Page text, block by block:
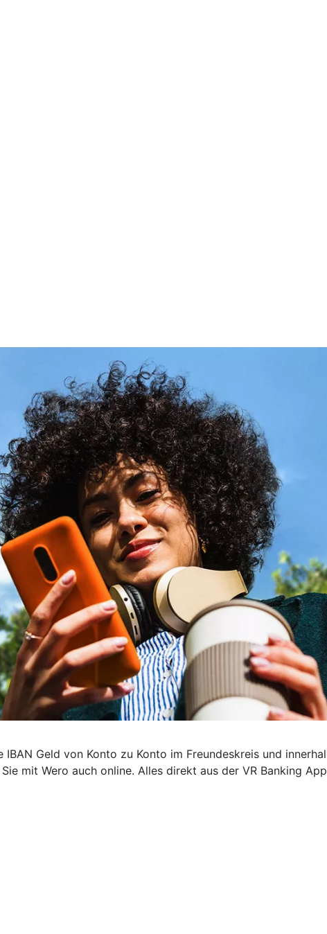
Geld von Konto zu Konto im Freundeskreis und
mit Wero auch online. Alles direkt aus der VR Banking